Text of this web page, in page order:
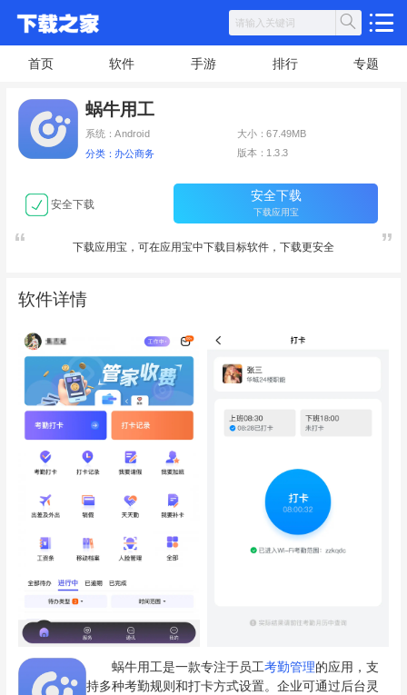
首页 软件 手游 排行 专题
蜗牛用工
系统：Android 大小：67.49MB
分类：办公商务 版本：1.3.3
安全下载
安全下载
下载应用宝
下载应用宝，可在应用宝中下载目标软件，下载更安全
软件详情
蜗牛用工是一款专注于员工考勤管理的应用，支
持多种考勤规则和打卡方式设置。企业可通过后台灵